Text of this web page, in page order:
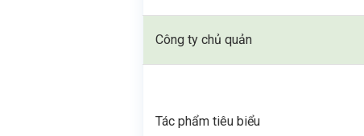
Công ty chủ quản
Tác phẩm tiêu biểu